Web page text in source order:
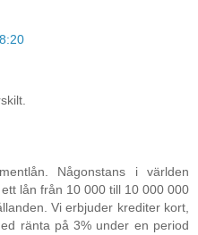
Någonstans i världen
lån från 10 000 till 10 000 000
Vi erbjuder krediter kort,
ränta på 3% under en period